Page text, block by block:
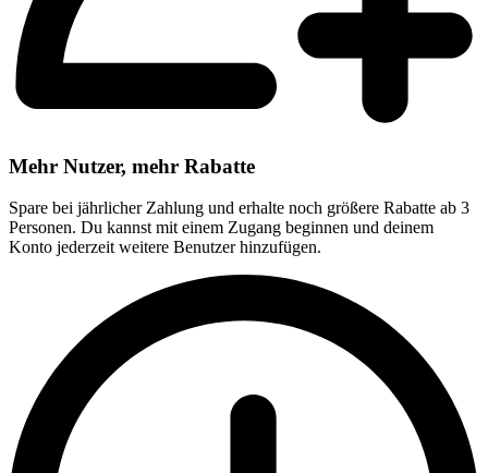
Mehr Nutzer, mehr Rabatte
Spare bei jährlicher Zahlung und erhalte noch größere Rabatte ab 3
Personen. Du kannst mit einem Zugang beginnen und deinem
Konto jederzeit weitere Benutzer hinzufügen.